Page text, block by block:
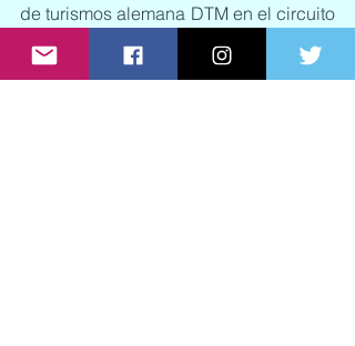
de turismos alemana DTM en el circuito
de Hockenheim, Alemania para cerrar
la temporada.